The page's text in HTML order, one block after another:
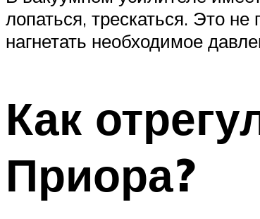
лопаться, трескаться. Это
нагнетать необходимое
Как
Приора?